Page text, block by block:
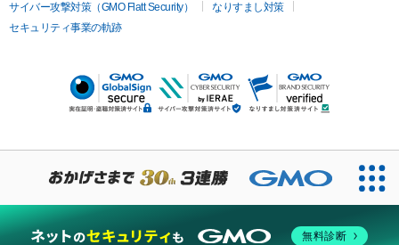
サイバー攻撃対策（GMO Flatt Security）
なりすまし対策
セキュリティ事業の軌跡
無料診断